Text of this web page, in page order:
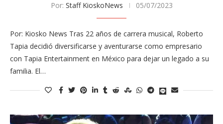
Por: Staff KioskoNews 05/07/2023
Por: Kiosko News Tras 22 años de carrera musical, Roberto
Tapia decidió diversificarse y aventurarse como empresario
con Tapia Entertainment en México para dejar un legado a su
familia. El…